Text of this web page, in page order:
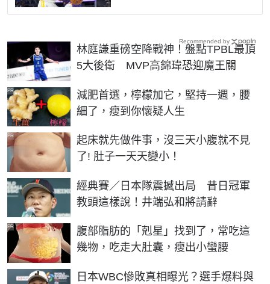
林庭謙重磅空降戰神！盤點TPBL最頂
5大後衛 MVP高錦瑋恐迎魔王關
減肥首選，檸檬加它，堅持一週，腰
細了，瘦到你懷疑人生
PR
起床就先做件事，沒三天小腹就不見
了! 肚子一天天變小！
PR
經典賽／日本隊震撼出局 昔日冠軍
教頭這樣說！井端弘和將請辭
腹部脂肪的「剋星」找到了，常吃這
幾物，吃走大肚囊，瘦出小蠻腰
PR
日本WBC慘敗真相曝光？選手爆料與
Recommended by